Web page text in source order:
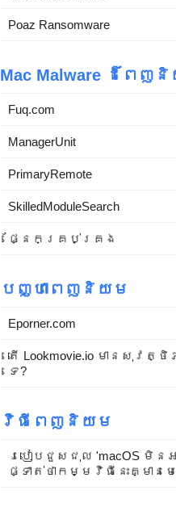
Poaz Ransomware
Mac Malware ដ៏ពេញ
Fuq.com
ManagerUnit
PrimaryRemote
SkilledModuleSearch
ផ្នែកគ្រប់គ្រង
បញ្ហាពេញនិយម
Eporner.com
តើ Lookmovie.io មានសុវត្ថិ
ទេ?
វិធីពេញនិយម
របៀបជួសជុល 'macOS មិនអ
ផ្ទាត់ថាកម្មវិធីនេះគ្មានម